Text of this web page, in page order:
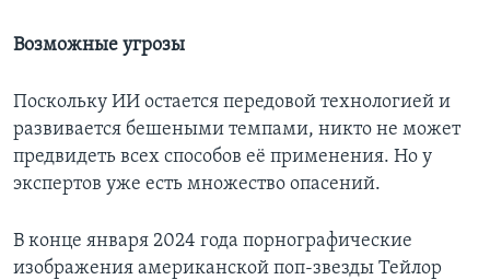
Возможные угрозы
Поскольку ИИ остается передовой технологией и
развивается бешеными темпами, никто не может
предвидеть всех способов её применения. Но у
экспертов уже есть множество опасений.
В конце января 2024 года порнографические
изображения американской поп-звезды Тейлор